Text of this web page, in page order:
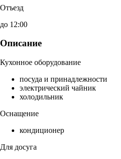
Отъезд
до 12:00
Описание
Кухонное оборудование
посуда и принадлежности
электрический чайник
холодильник
Оснащение
кондиционер
Для досуга